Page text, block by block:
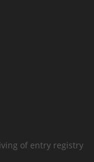
of entry registry